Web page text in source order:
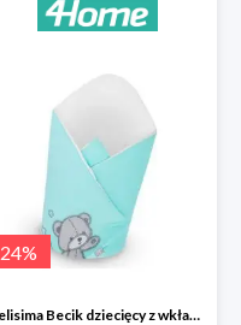
24%
Belisima Becik dziecięcy z wkładem kokosowym Teddy Bear -24%